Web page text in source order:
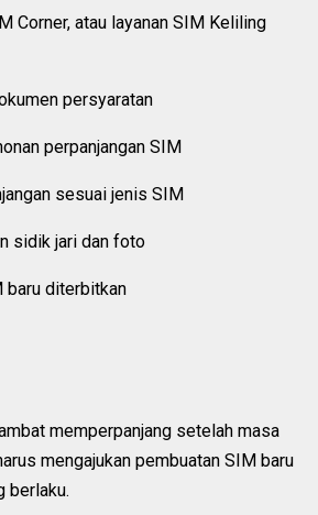
Corner, atau layanan SIM Keliling
persyaratan
perpanjangan SIM
sesuai jenis SIM
sidik jari dan foto
baru diterbitkan
memperpanjang setelah masa
mengajukan pembuatan SIM baru
berlaku.